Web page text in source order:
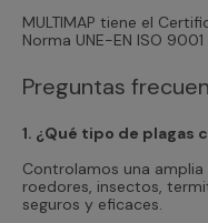
MULTIMAP tiene el
Norma UNE-EN ISO
Preguntas
1. ¿Qué tipo de plagas
Controlamos una
roedores, insectos,
seguros y eficaces.